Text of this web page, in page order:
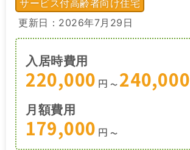
サービス付高齢者向け住宅
更新日：2026年7月29日
入居時費用
220,000 円 〜 240,000
月額費用
179,000 円 〜